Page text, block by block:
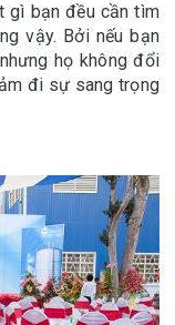
gì bạn đều cần tìm
vậy. Bởi nếu bạn
họ không đổi
đi sự sang trọng